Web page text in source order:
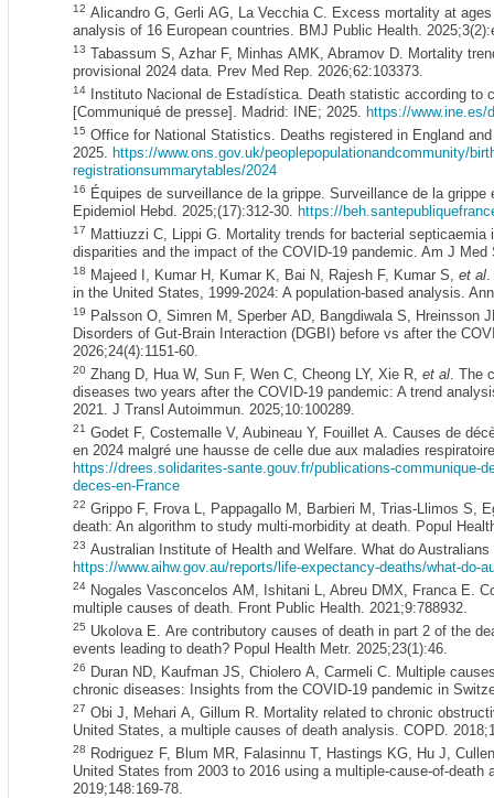
12 Alicandro G, Gerli AG, La Vecchia C. Excess mortality at
analysis of 16 European countries. BMJ Public Health.
13 Tabassum S, Azhar F, Minhas AMK, Abramov D. Mortality
provisional 2024 data. Prev Med Rep. 2026;62:103373.
14 Instituto Nacional de Estadística. Death statistic according to
[Communiqué de presse]. Madrid: INE; 2025. https://www.ine.es/
15 Office for National Statistics. Deaths registered in England
2025. https://www.ons.gov.uk/peoplepopulationandcommunity/
registrationsummarytables/2024
16 Équipes de surveillance de la grippe. Surveillance de la
Epidemiol Hebd. 2025;(17):312-30. https://
17 Mattiuzzi C, Lippi G. Mortality trends for bacterial septicaemia
disparities and the impact of the COVID-19 pandemic. Am J Med
18 Majeed I, Kumar H, Kumar K, Bai N, Rajesh F, Kumar S, et al
in the United States, 1999-2024: A population-based analysis.
19 Palsson O, Simren M, Sperber AD, Bangdiwala S, Hreinsson
Disorders of Gut-Brain Interaction (DGBI) before vs after the
2026;24(4):1151-60.
20 Zhang D, Hua W, Sun F, Wen C, Cheong LY, Xie R, et al . The
diseases two years after the COVID-19 pandemic: A trend
2021. J Transl Autoimmun. 2025;10:100289.
21 Godet F, Costemalle V, Aubineau Y, Fouillet A. Causes de
en 2024 malgré une hausse de celle due aux maladies
https://drees.solidarites-sante. gouv.fr/publications-communique-
deces-en-France
22 Grippo F, Frova L, Pappagallo M, Barbieri M, Trias-Llimos S,
death: An algorithm to study multi-morbidity at death. Popul
23 Australian Institute of Health and Welfare. What do
https://www.aihw.gov.au/reports/life-expectancy-deaths/what-do-
24 Nogales Vasconcelos AM, Ishitani L, Abreu DMX, Franca E.
multiple causes of death. Front Public Health. 2021;9:788932.
25 Ukolova E. Are contributory causes of death in part 2 of the
events leading to death? Popul Health Metr. 2025;23(1):46.
26 Duran ND, Kaufman JS, Chiolero A, Carmeli C. Multiple
chronic diseases: Insights from the COVID-19 pandemic in
27 Obi J, Mehari A, Gillum R. Mortality related to chronic
United States, a multiple causes of death analysis. COPD.
28 Rodriguez F, Blum MR, Falasinnu T, Hastings KG, Hu J,
United States from 2003 to 2016 using a multiple-cause-of-death
2019;148:169-78.